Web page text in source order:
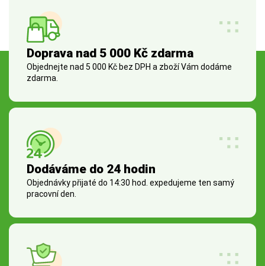
Doprava nad 5 000 Kč zdarma
Objednejte nad 5 000 Kč bez DPH a zboží Vám dodáme
zdarma.
Dodáváme do 24 hodin
Objednávky přijaté do 14:30 hod. expedujeme ten samý
pracovní den.